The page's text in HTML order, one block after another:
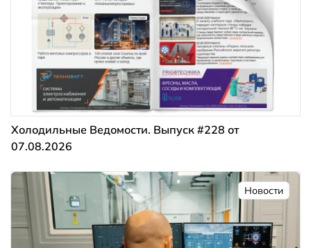
Холодильные Ведомости. Выпуск #228 от
07.08.2026
Новости